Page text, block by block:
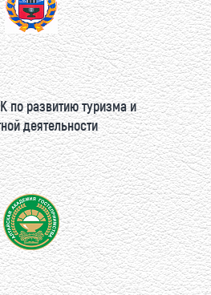
по развитию туризма и
деятельности